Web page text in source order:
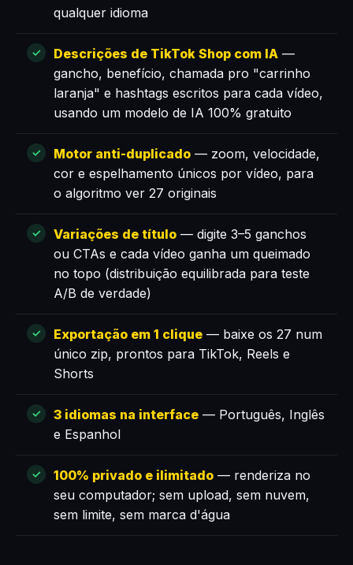
qualquer idioma
Descrições de TikTok Shop com IA —
gancho, benefício, chamada pro "carrinho
laranja" e hashtags escritos para cada vídeo,
usando um modelo de IA 100% gratuito
Motor anti-duplicado — zoom, velocidade,
cor e espelhamento únicos por vídeo, para
o algoritmo ver 27 originais
Variações de título — digite 3–5 ganchos
ou CTAs e cada vídeo ganha um queimado
no topo (distribuição equilibrada para teste
A/B de verdade)
Exportação em 1 clique — baixe os 27 num
único zip, prontos para TikTok, Reels e
Shorts
3 idiomas na interface — Português, Inglês
e Espanhol
100% privado e ilimitado — renderiza no
seu computador; sem upload, sem nuvem,
sem limite, sem marca d'água